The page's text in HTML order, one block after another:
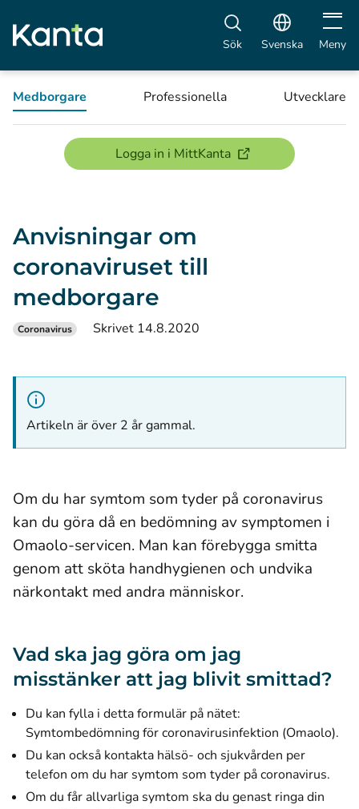
Sök Svenska Öppna
Meny
Medborgare Professionella Utvecklare
Logga in i MittKanta(öppnas i ett nytt
Anvisningar om
coronaviruset till
medborgare
Coronavirus Skrivet 14.8.2020
Artikeln är över 2 år gammal.
Om du har symtom som tyder på coronavirus
kan du göra då en bedömning av symptomen i
Omaolo-servicen. Man kan förebygga smitta
genom att sköta handhygienen och undvika
närkontakt med andra människor.
Vad ska jag göra om jag
misstänker att jag blivit smittad?
Du kan fylla i detta formulär på nätet:
Symtombedömning för coronavirusinfektion (Omaolo).
Du kan också kontakta hälsö- och sjukvården per
telefon om du har symtom som tyder på coronavirus.
Om du får allvarliga symtom ska du genast ringa din